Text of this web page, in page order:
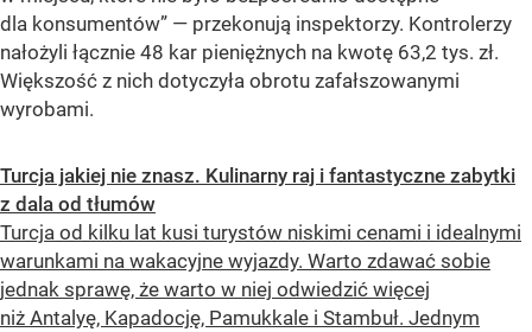
dla konsumentów” — przekonują inspektorzy. Kontrolerzy
nałożyli łącznie 48 kar pieniężnych na kwotę 63,2 tys. zł.
Większość z nich dotyczyła obrotu zafałszowanymi
wyrobami.
Turcja jakiej nie znasz. Kulinarny raj i fantastyczne zabytki
z dala od tłumów
Turcja od kilku lat kusi turystów niskimi cenami i idealnymi
warunkami na wakacyjne wyjazdy. Warto zdawać sobie
jednak sprawę, że warto w niej odwiedzić więcej
niż Antalyę, Kapadocję, Pamukkale i Stambuł. Jednym